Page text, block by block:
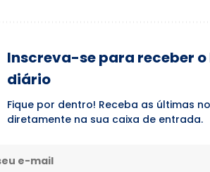
Inscreva-se para receber
diário
Fique por dentro! Receba as últimas
diretamente na sua caixa de entrada.